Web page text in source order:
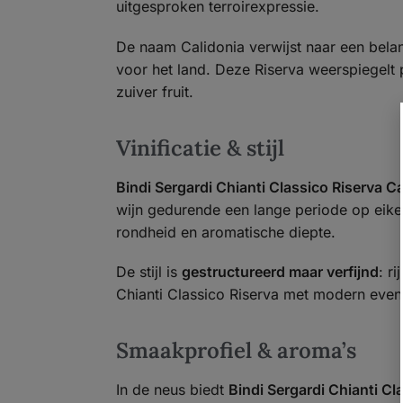
uitgesproken terroirexpressie.
De naam Calidonia verwijst naar een
voor het land. Deze Riserva
zuiver fruit.
Vinificatie & stijl
Bindi Sergardi Chianti Classico Riserva
wijn gedurende een lange periode op
rondheid en aromatische diepte.
De stijl is gestructureerd maar verfijnd:
Chianti Classico Riserva met modern
Smaakprofiel & aroma’s
In de neus biedt Bindi Sergardi Chianti